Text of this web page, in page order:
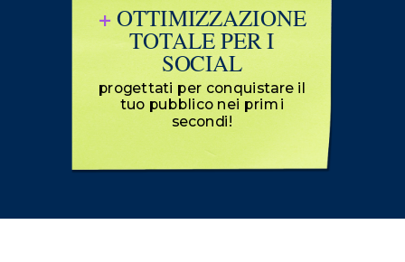
+ OTTIMIZZAZIONE
TOTALE PER I
SOCIAL
progettati per conquistare il
tuo pubblico nei primi
secondi!